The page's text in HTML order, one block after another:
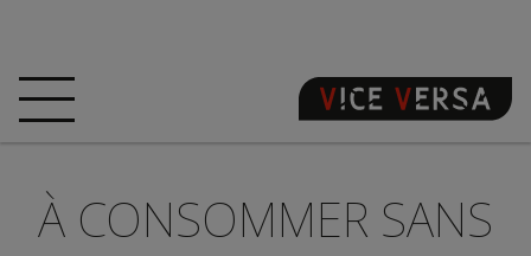
ACCUEIL CHAMBRES
OFFRES LOCALISATION
GARANTISSEZ
VOTRE PÉCHÉ
À CONSOMMER SANS